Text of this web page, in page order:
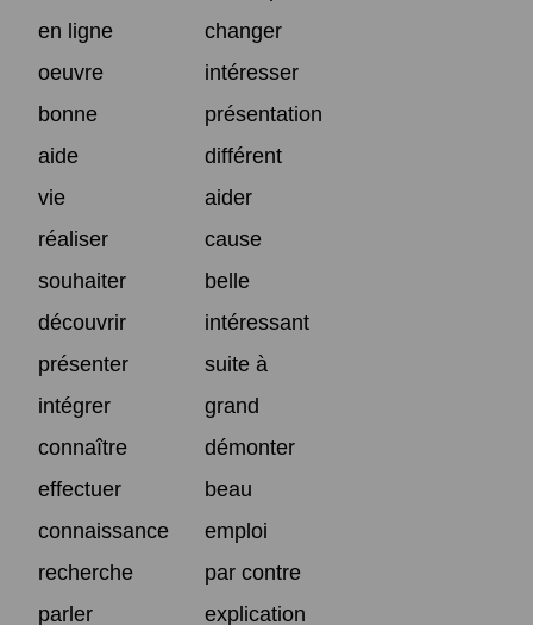
en ligne
changer
oeuvre
intéresser
bonne
présentation
aide
différent
vie
aider
réaliser
cause
souhaiter
belle
découvrir
intéressant
présenter
suite à
intégrer
grand
connaître
démonter
effectuer
beau
connaissance
emploi
recherche
par contre
parler
explication